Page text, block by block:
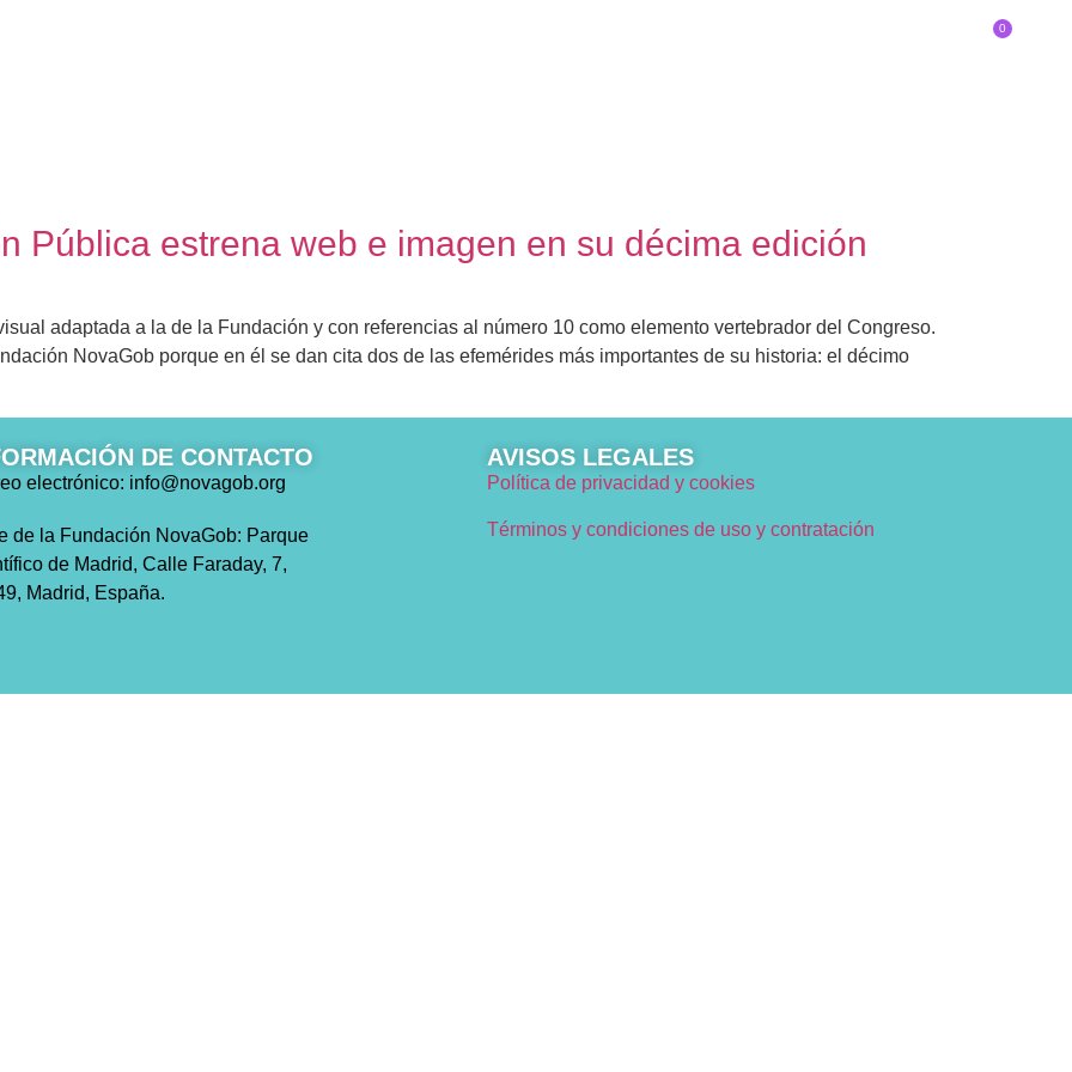
0
Pública estrena web e imagen en su décima edición
adaptada a la de la Fundación y con referencias al número 10 como elemento vertebrador del Congreso.
NovaGob porque en él se dan cita dos de las efemérides más importantes de su historia: el décimo
DE CONTACTO
electrónico: info@novagob.org
de la Fundación NovaGob: Parque
de Madrid, Calle Faraday, 7,
Madrid, España.
AVISOS LEGALES
Política de privacidad y cookies
Términos y condiciones de uso y contratación